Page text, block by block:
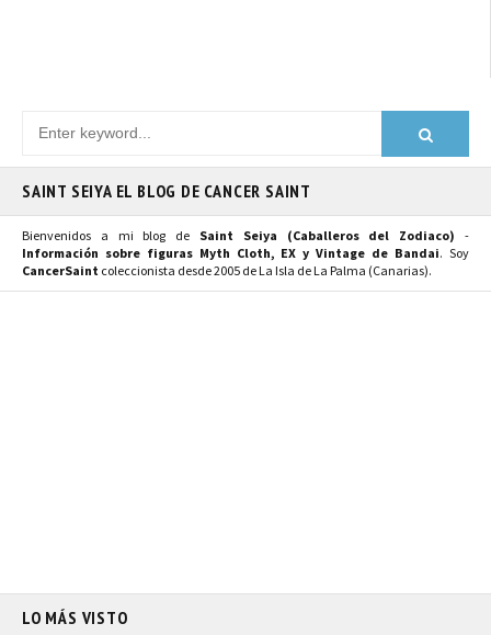
SAINT SEIYA EL BLOG DE CANCER SAINT
Bienvenidos a mi blog de Saint Seiya (Caballeros del Zodiaco) -
Información sobre figuras Myth Cloth, EX y Vintage de Bandai. Soy
CancerSaint coleccionista desde 2005 de La Isla de La Palma (Canarias).
LO MÁS VISTO